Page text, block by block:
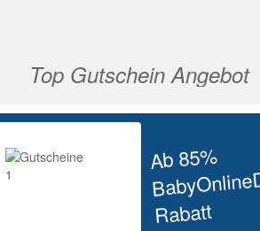
Top Gutschein Angebot
Ab 85%
Rabatt